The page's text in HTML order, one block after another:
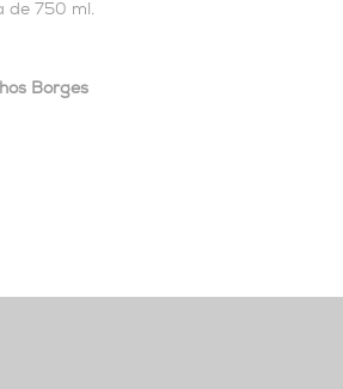
de 750 ml.
Borges